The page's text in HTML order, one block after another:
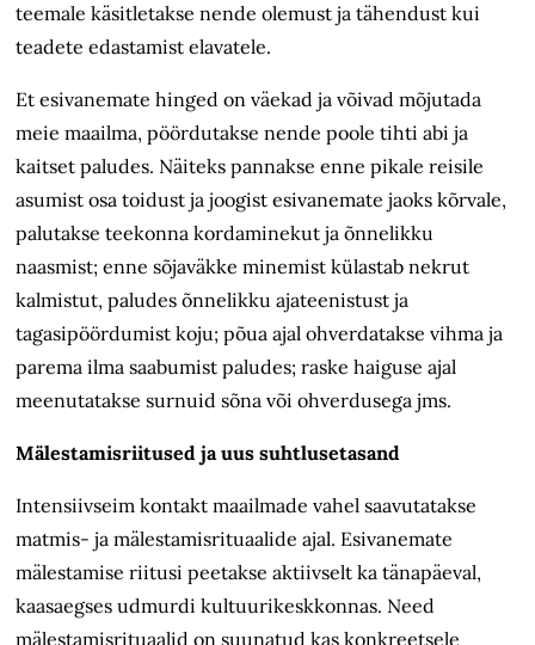
teemale käsitletakse nende olemust ja tähendust kui
teadete edastamist elavatele.
Et esivanemate hinged on väekad ja võivad mõjutada
meie maailma, pöördutakse nende poole tihti abi ja
kaitset paludes. Näiteks pannakse enne pikale reisile
asumist osa toidust ja joogist esivanemate jaoks kõrvale,
palutakse teekonna kordaminekut ja õnnelikku
naasmist; enne sõjaväkke minemist külastab nekrut
kalmistut, paludes õnnelikku ajateenistust ja
tagasipöördumist koju; põua ajal ohverdatakse vihma ja
parema ilma saabumist paludes; raske haiguse ajal
meenutatakse surnuid sõna või ohverdusega jms.
Mälestamisriitused ja uus suhtlusetasand
Intensiivseim kontakt maailmade vahel saavutatakse
matmis- ja mälestamis­rituaalide ajal. Esivanemate
mälestamise riitusi peetakse aktiivselt ka tänapäeval,
kaasaegses udmurdi kultuurikeskkonnas. Need
mälestamisrituaalid on suunatud kas konkreetsele